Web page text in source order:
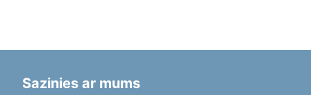
Sazinies ar mums